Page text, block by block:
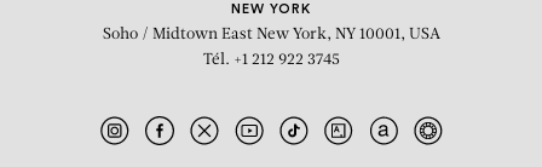
Dak Cube on Water
NEW YORK
Soho / Midtown East New York, NY 10001, USA
Tél. +1 212 922 3745